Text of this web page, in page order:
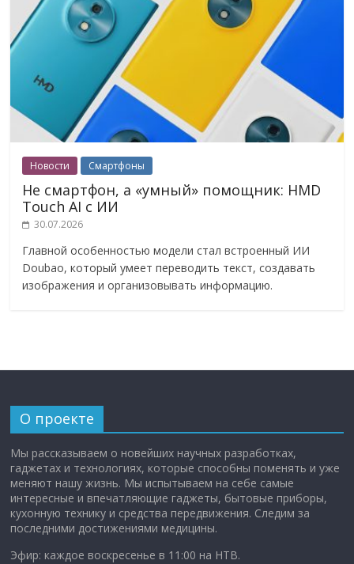
Новости Смартфоны
Не смартфон, а «умный» помощник: HMD
Touch AI с ИИ
30.07.2026
Главной особенностью модели стал встроенный ИИ
Doubao, который умеет переводить текст, создавать
изображения и организовывать информацию.
О проекте
Мы рассказываем о новейших научных разработках,
гаджетах и технологиях, которые способны поменять и уже
меняют нашу жизнь. Мы испытываем на себе самые
интересные и впечатляющие гаджеты, бытовые приборы,
кухонную технику и средства передвижения. Следим за
последними достижениями медицины.
Эфир: каждое воскресенье в 11:00 на НТВ.